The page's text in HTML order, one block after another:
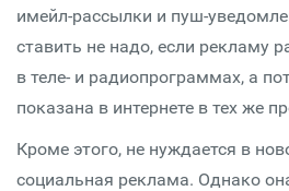
имейл-рассылки и пуш-
ставить не надо, если рекламу
в теле- и радиопрограммах, а
показана в интернете в тех же
Кроме этого, не нуждается в
социальная реклама. Однако